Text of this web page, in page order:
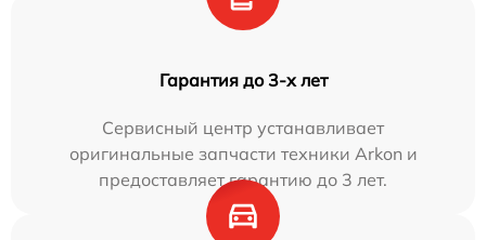
Гарантия до 3-х лет
Сервисный центр устанавливает
оригинальные запчасти техники Arkon и
предоставляет гарантию до 3 лет.